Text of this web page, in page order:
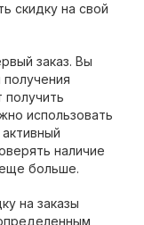
скидку на свой
заказ. Вы
получить
использовать
наличие
больше.
на заказы